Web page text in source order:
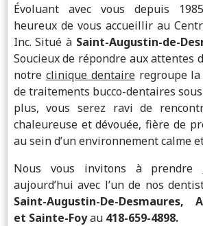
Évoluant avec vous depuis
heureux de vous accueillir au
Inc. Situé à Saint-Augustin-de-
Soucieux de répondre aux attentes
notre clinique dentaireregroupe la
de traitements bucco-dentaires
plus, vous serez ravi de
chaleureuse et dévouée, fière de
au sein d’un environnement calme
Nous vous invitons à prendre
aujourd’hui avec l’un de nos
Saint-Augustin-De-Desmaures,
et Sainte-Foyau 418-659-4898.